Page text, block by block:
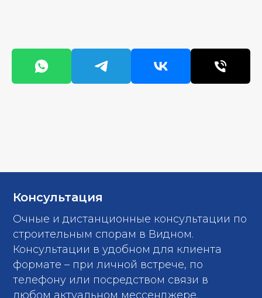
Консультация
Очные и дистанционные консультации по
строительным спорам в Видном.
Консультации в удобном для клиента
формате – при личной встрече, по
телефону или посредством связи в
любом актуальном мессенджере.